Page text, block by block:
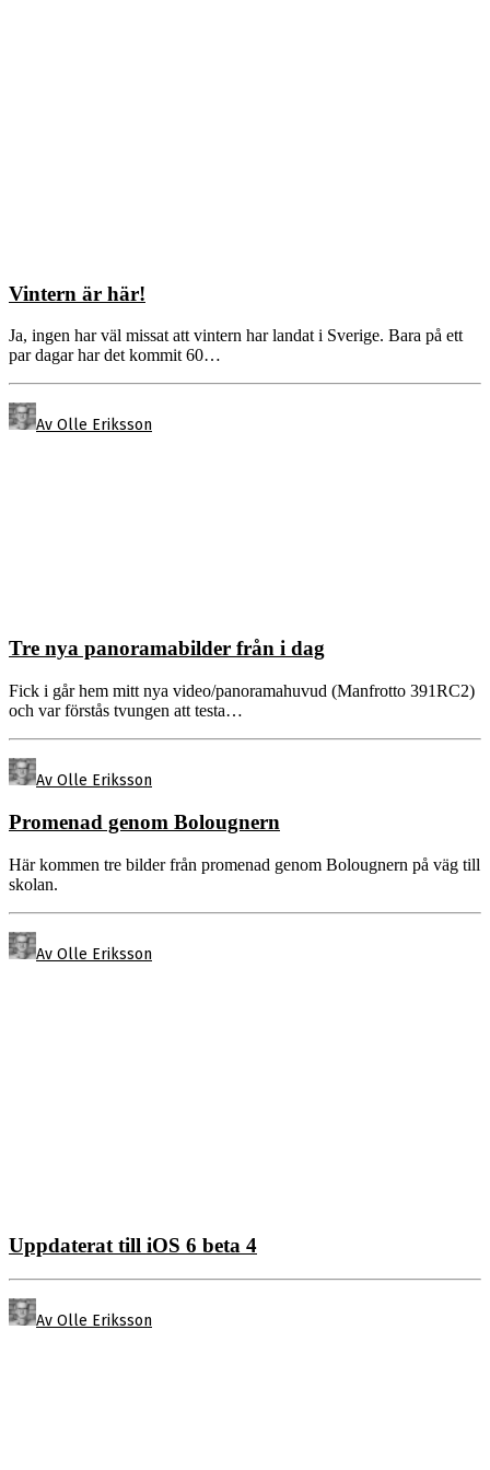
Vintern är här!
Ja, ingen har väl missat att vintern har landat i Sverige. Bara på ett
par dagar har det kommit 60…
Av Olle Eriksson
Tre nya panoramabilder från i dag
Fick i går hem mitt nya video/panoramahuvud (Manfrotto 391RC2)
och var förstås tvungen att testa…
Av Olle Eriksson
Promenad genom Bolougnern
Här kommen tre bilder från promenad genom Bolougnern på väg till
skolan.
Av Olle Eriksson
Uppdaterat till iOS 6 beta 4
Av Olle Eriksson